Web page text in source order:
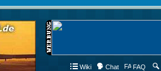
Wiki Chat FAQ